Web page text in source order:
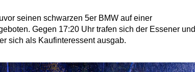
seinen schwarzen 5er BMW auf einer
Gegen 17:20 Uhr trafen sich der Essener und
sich als Kaufinteressent ausgab.